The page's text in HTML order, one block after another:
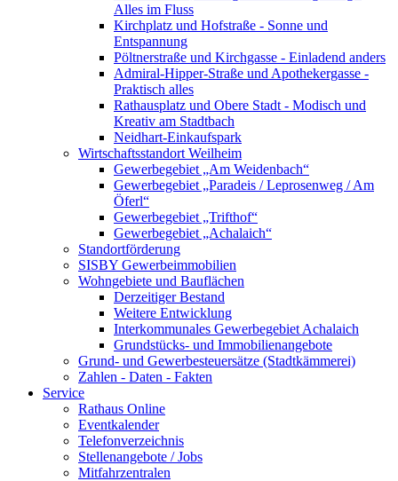
Alles im Fluss
Kirchplatz und Hofstraße - Sonne und
Entspannung
Pöltnerstraße und Kirchgasse - Einladend anders
Admiral-Hipper-Straße und Apothekergasse -
Praktisch alles
Rathausplatz und Obere Stadt - Modisch und
Kreativ am Stadtbach
Neidhart-Einkaufspark
Wirtschaftsstandort Weilheim
Gewerbegebiet „Am Weidenbach“
Gewerbegebiet „Paradeis / Leprosenweg / Am
Öferl“
Gewerbegebiet „Trifthof“
Gewerbegebiet „Achalaich“
Standortförderung
SISBY Gewerbeimmobilien
Wohngebiete und Bauflächen
Derzeitiger Bestand
Weitere Entwicklung
Interkommunales Gewerbegebiet Achalaich
Grundstücks- und Immobilienangebote
Grund- und Gewerbesteuersätze (Stadtkämmerei)
Zahlen - Daten - Fakten
Service
Rathaus Online
Eventkalender
Telefonverzeichnis
Stellenangebote / Jobs
Mitfahrzentralen